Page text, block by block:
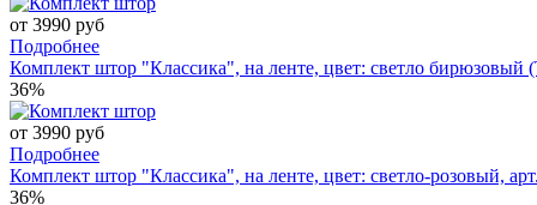
от 3990 руб
Подробнее
Комплект штор "Классика", на ленте, цвет: светло
36%
от 3990 руб
Подробнее
Комплект штор "Классика", на ленте, цвет: светло-розовый,
36%